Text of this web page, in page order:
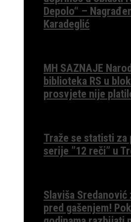
Depolo“ –
Karadeglić
MH SAZNAJE
biblioteka RS u
prosvjete nije
Traže se statisti za
serije ”12 reči” u
Slaviša Sredanović
pred gašenjem!